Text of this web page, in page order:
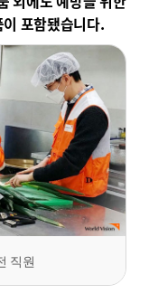
포함됐습니다.
직원